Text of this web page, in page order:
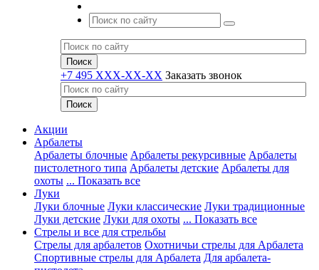
+7 495 XXX-XX-XX Заказать звонок
Акции
Арбалеты
Арбалеты блочные Арбалеты рекурсивные Арбалеты
пистолетного типа Арбалеты детские Арбалеты для
охоты ... Показать все
Луки
Луки блочные Луки классические Луки традиционные
Луки детские Луки для охоты ... Показать все
Стрелы и все для стрельбы
Стрелы для арбалетов Охотничьи стрелы для Арбалета
Спортивные стрелы для Арбалета Для арбалета-